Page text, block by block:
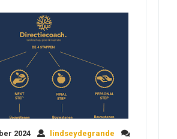
2024
lindseydegrande